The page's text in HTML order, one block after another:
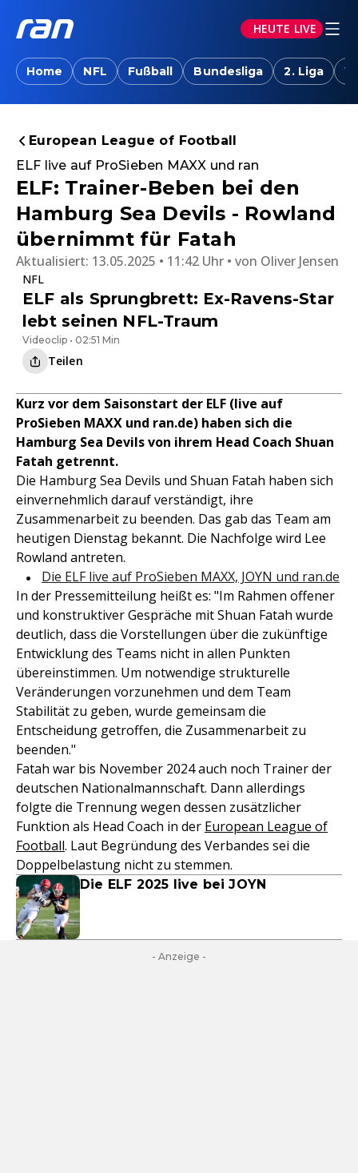
HEUTE LIVE
Home NFL Fußball Bundesliga 2. Liga
European League of Football
ELF live auf ProSieben MAXX und ran
ELF: Trainer-Beben bei den
Hamburg Sea Devils - Rowland
übernimmt für Fatah
Aktualisiert: 13.05.2025 • 11:42 Uhr von Oliver Jensen
NFL
ELF als Sprungbrett: Ex-Ravens-Star
lebt seinen NFL-Traum
Videoclip • 02:51 Min
Teilen
Kurz vor dem Saisonstart der ELF (live auf
ProSieben MAXX und ran.de) haben sich die
Hamburg Sea Devils von ihrem Head Coach Shuan
Fatah getrennt.
Die Hamburg Sea Devils und Shuan Fatah haben sich
einvernehmlich darauf verständigt, ihre
Zusammenarbeit zu beenden. Das gab das Team am
heutigen Dienstag bekannt. Die Nachfolge wird Lee
Rowland antreten.
Die ELF live auf ProSieben MAXX, JOYN und ran.de
In der Pressemitteilung heißt es: "Im Rahmen offener
und konstruktiver Gespräche mit Shuan Fatah wurde
deutlich, dass die Vorstellungen über die zukünftige
Entwicklung des Teams nicht in allen Punkten
übereinstimmen. Um notwendige strukturelle
Veränderungen vorzunehmen und dem Team
Stabilität zu geben, wurde gemeinsam die
Entscheidung getroffen, die Zusammenarbeit zu
beenden."
Fatah war bis November 2024 auch noch Trainer der
deutschen Nationalmannschaft. Dann allerdings
folgte die Trennung wegen dessen zusätzlicher
Funktion als Head Coach in der European League of
Football. Laut Begründung des Verbandes sei die
Doppelbelastung nicht zu stemmen.
Die ELF 2025 live bei JOYN
- Anzeige -